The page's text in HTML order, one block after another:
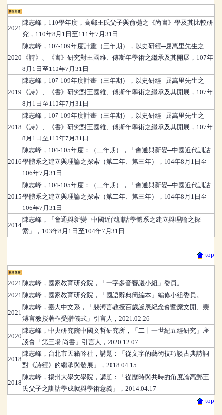
2021
陳志峰 ， 110學年度，高郵王氏父子與俞樾之《尚書》學及其比較研
究，110年8月1日至111年7月31日
2020
陳志峰 ， 107-109年度計畫（三年期），以史研經─屈萬里先生之
《詩》、《書》研究對王國維、傅斯年學術之繼承及其開展，107年
8月1日至110年7月31日
2019
陳志峰 ， 107-109年度計畫（三年期），以史研經─屈萬里先生之
《詩》、《書》研究對王國維、傅斯年學術之繼承及其開展，107年
8月1日至110年7月31日
2018
陳志峰 ， 107-109年度計畫（三年期），以史研經─屈萬里先生之
《詩》、《書》研究對王國維、傅斯年學術之繼承及其開展，107年
8月1日至110年7月31日
2016
陳志峰 ， 104-105年度：（二年期），「會通與新變─中國近代訓詁
學體系之建立與理論之探索（第二年、第三年），104年8月1日至
106年7月31日
2015
陳志峰 ， 104-105年度：（二年期），「會通與新變─中國近代訓詁
學體系之建立與理論之探索（第二年、第三年），104年8月1日至
106年7月31日
2014
陳志峰 ，
「會通與新變─中國近代訓詁學體系之建立與理論之探
索」，103年8月1日至104年7月31日
top
2021 陳志峰 ， 國家教育研究院，「一字多音審議小組」委員。
2021 陳志峰 ， 國家教育研究院，「國語辭典簡編本」編修小組委員。
2021
陳志峰 ， 臺大中文系，「裴溥言教授百歲誕辰紀念會暨糜文開、裴
溥言教授著作受贈儀式」引言人，2021.02.26
2020
陳志峰 ， 中央研究院中國文哲研究所，「二十一世紀五經研究」座
談會「第三場 尚書」引言人，2020.12.07
2018
陳志峰 ， 台北市天籟吟社，講題：「從文字的藝術技巧談古典詩詞
對《詩經》的繼承與發展」，2018.04.15
2018
陳志峰 ， 揚州大學文學院，講題：「從歷時與共時的角度論高郵王
氏父子之訓詁學成就與學術意義」，2014.04.17
top